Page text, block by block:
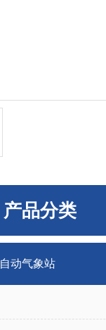
产品分类
自动气象站